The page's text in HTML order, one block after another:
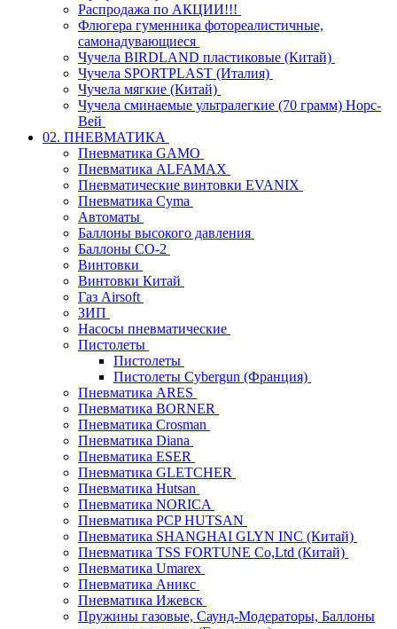
Распродажа по АКЦИИ!!!
Флюгера гуменника фотореалистичные,
самонадувающиеся
Чучела BIRDLAND пластиковые (Китай)
Чучела SPORTPLAST (Италия)
Чучела мягкие (Китай)
Чучела сминаемые ультралегкие (70 грамм) Норс-
Вей
02. ПНЕВМАТИКА
Пневматика GAMO
Пневматика ALFAMAX
Пневматические винтовки EVANIX
Пневматика Cyma
Автоматы
Баллоны высокого давления
Баллоны СО-2
Винтовки
Винтовки Китай
Газ Airsoft
ЗИП
Насосы пневматические
Пистолеты
Пистолеты
Пистолеты Cybergun (Франция)
Пневматика ARES
Пневматика BORNER
Пневматика Crosman
Пневматика Diana
Пневматика ESER
Пневматика GLETCHER
Пневматика Hutsan
Пневматика NORICA
Пневматика PCP HUTSAN
Пневматика SHANGHAI GLYN INC (Китай)
Пневматика TSS FORTUNE Co,Ltd (Китай)
Пневматика Umarex
Пневматика Аникс
Пневматика Ижевск
Пружины газовые, Саунд-Модераторы, Баллоны